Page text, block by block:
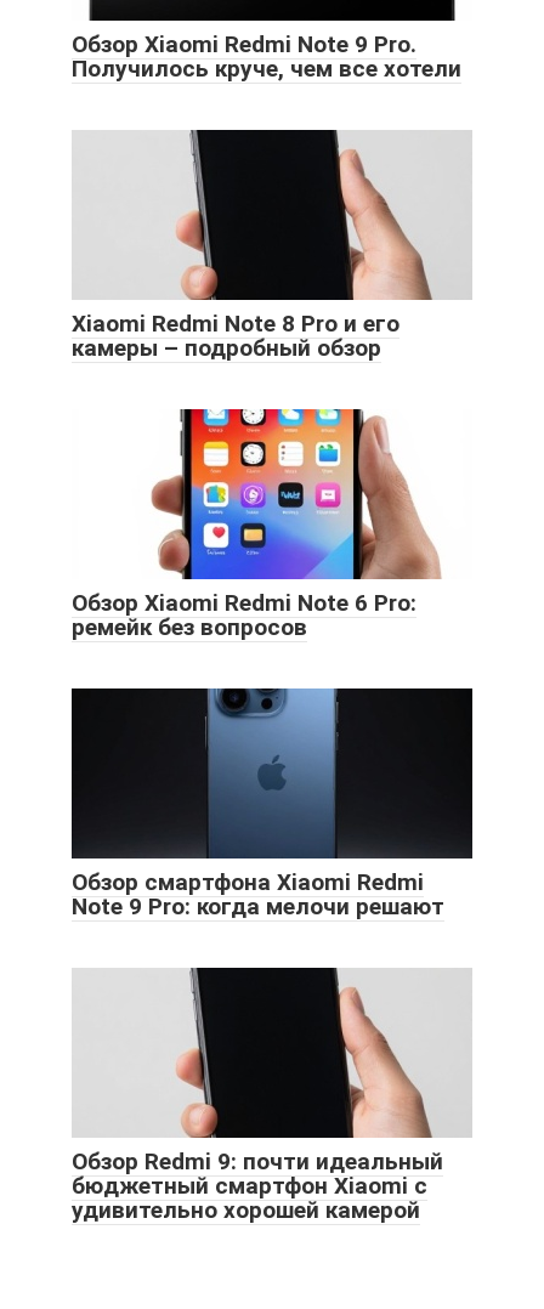
Обзор Xiaomi Redmi Note 9 Pro.
Получилось круче, чем все хотели
Xiaomi Redmi Note 8 Pro и его
камеры – подробный обзор
Обзор Xiaomi Redmi Note 6 Pro:
ремейк без вопросов
Обзор смартфона Xiaomi Redmi
Note 9 Pro: когда мелочи решают
Обзор Redmi 9: почти идеальный
бюджетный смартфон Xiaomi с
удивительно хорошей камерой